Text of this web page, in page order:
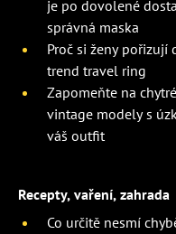
je po dovolené
správná maska
Proč si ženy pořizují
trend travel ring
Zapomeňte na
vintage modely s
váš outfit
Recepty, vaření, zahrada
Co určitě nesmí